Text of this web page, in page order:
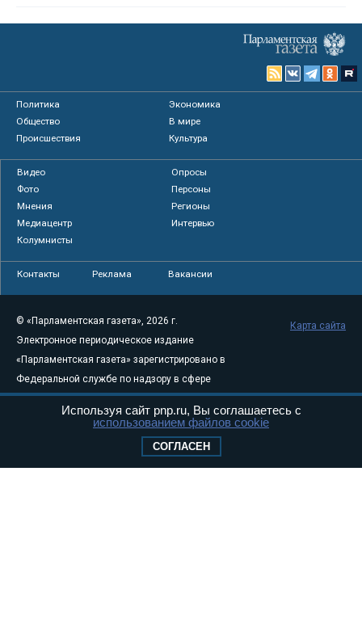
Политика
Экономика
Общество
В мире
Происшествия
Культура
Видео
Опросы
Фото
Персоны
Мнения
Регионы
Медиацентр
Интервью
Колумнисты
Контакты Реклама Вакансии
© «Парламентская газета», 2026 г.
Электронное периодическое издание
«Парламентская газета» зарегистрировано в
Федеральной службе по надзору в сфере
связи, информационных технологий и
массовых коммуникаций (Роскомнадзор) 05
Свидетельство о регистрации Эл № ФС77-
Карта сайта
Используя сайт pnp.ru, Вы соглашаетесь с
использованием файлов cookie
СОГЛАСЕН